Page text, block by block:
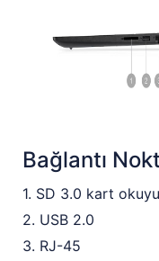
Bağlantı
1. SD 3.0 kart
2. USB 2.0
3. RJ-45